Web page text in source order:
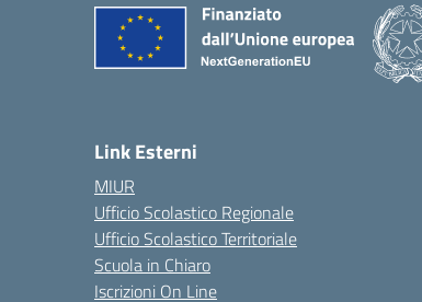
Link Esterni
MIUR
Ufficio Scolastico Regionale
Ufficio Scolastico Territoriale
Scuola in Chiaro
Iscrizioni On Line